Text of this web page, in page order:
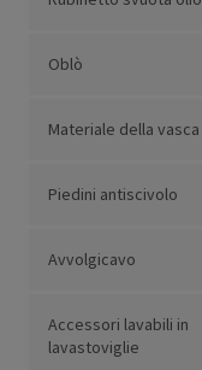
Oblò
Materiale della vasca
Piedini antiscivolo
Avvolgicavo
Accessori lavabili in
lavastoviglie